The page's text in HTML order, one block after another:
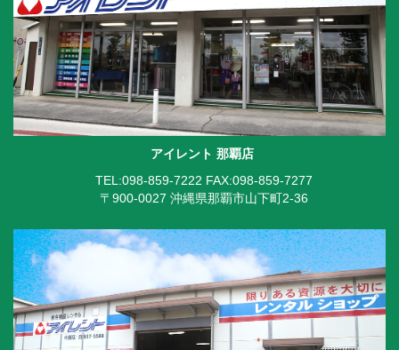
アイレント 那覇店
TEL:098-859-7222 FAX:098-859-7277
〒900-0027 沖縄県那覇市山下町2-36